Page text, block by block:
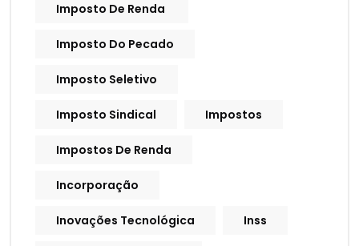
Imposto De Renda
Imposto Do Pecado
Imposto Seletivo
Imposto Sindical Impostos
Impostos De Renda
Incorporação
Inovações Tecnológica Inss